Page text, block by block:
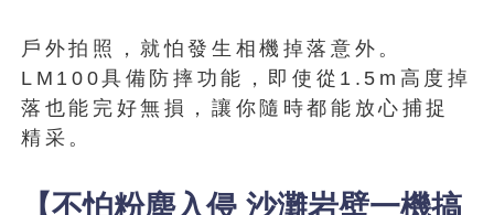
戶外拍照，就怕發生相機掉落意外。
LM100具備防摔功能，即使從1.5m高度掉
落也能完好無損，讓你隨時都能放心捕捉
精采。
【不怕粉塵入侵 沙灘岩壁一機搞